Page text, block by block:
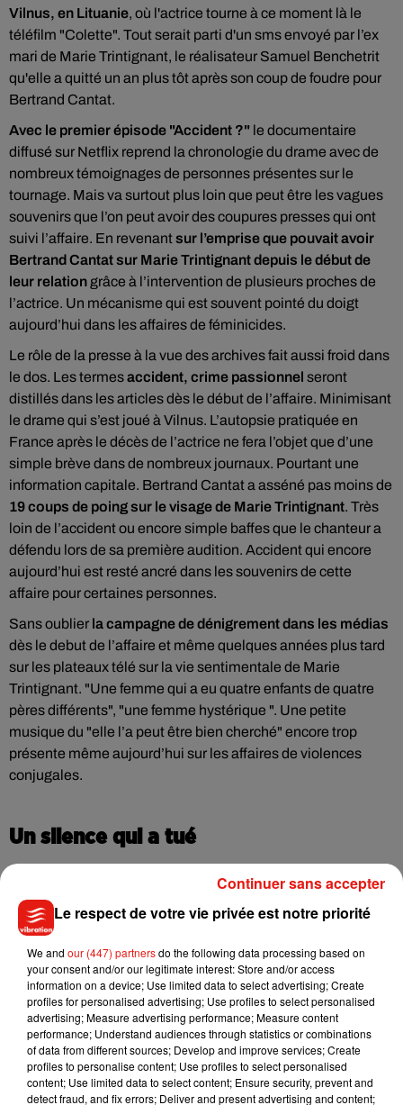
Vilnus, en Lituanie, où l'actrice tourne à ce moment là le
téléfilm "Colette". Tout serait parti d'un sms envoyé par l’ex
mari de Marie Trintignant, le réalisateur Samuel Benchetrit
qu'elle a quitté un an plus tôt après son coup de foudre pour
Bertrand Cantat.
Avec le premier épisode "Accident ?" le documentaire
diffusé sur Netflix reprend la chronologie du drame avec de
nombreux témoignages de personnes présentes sur le
tournage. Mais va surtout plus loin que peut être les vagues
souvenirs que l’on peut avoir des coupures presses qui ont
suivi l’affaire. En revenantsur l’emprise que pouvait avoir
Bertrand Cantat sur Marie Trintignant depuis le début de
leur relation grâce à l’intervention de plusieurs proches de
l’actrice. Un mécanisme qui est souvent pointé du doigt
aujourd’hui dans les affaires de féminicides.
Le rôle de la presse à la vue des archives fait aussi froid dans
le dos. Les termesaccident, crime passionnel seront
distillés dans les articles dès le début de l’affaire. Minimisant
le drame qui s’est joué à Vilnus. L’autopsie pratiquée en
France après le décès de l’actrice ne fera l’objet que d’une
simple brève dans de nombreux journaux. Pourtant une
information capitale. Bertrand Cantat a asséné pas moins de
19 coups de poing sur le visage de Marie Trintignant. Très
loin de l’accident ou encore simple baffes que le chanteur a
défendu lors de sa première audition. Accident qui encore
aujourd’hui est resté ancré dans les souvenirs de cette
affaire pour certaines personnes.
Sans oublier la campagne de dénigrement dans les médias
dès le debut de l’affaire et même quelques années plus tard
sur les plateaux télé sur la vie sentimentale de Marie
Trintignant. "Une femme qui a eu quatre enfants de quatre
pères différents", "une femme hystérique ". Une petite
musique du "elle l’a peut être bien cherché" encore trop
présente même aujourd’hui sur les affaires de violences
conjugales.
Un silence qui a tué
l’entourage de Bertrand Cantat sur le comportement violent
de ce dernier. Car il a été démontré par la suite et notamment
dans l’article du Point que ce n’était
le chanteur frappé une femme. Plusieurs de ses compagnes
ont été victimes de ses coups dont son ex femme Krisztina
Rady.
Krisztina Rady, l’autre victime du chanteur. Car c’est son
suicide en 2010, à Bordeaux, qui a été l’élémentdéclencheur
de l'article de la journaliste du Point, Anne-Sophie Jahn.
Quittée par Bertrand Cantat alors qu’elle venait de donner
Le respect de votre vie privée est notre priorité
We and our (447) partnersdo the following data processing based on
your consent and/or our legitimate interest: Store and/or access
information on a device; Use limited data to select advertising; Create
profiles for personalised advertising; Use profiles to select personalised
advertising; Measure advertising performance; Measure content
performance; Understand audiences through statistics or combinations
of data from different sources; Develop and improve services; Create
profiles to personalise content; Use profiles to select personalised
content; Use limited data to select content; Ensure security, prevent and
detect fraud, and fix errors; Deliver and present advertising and content;
Continuer sans accepter